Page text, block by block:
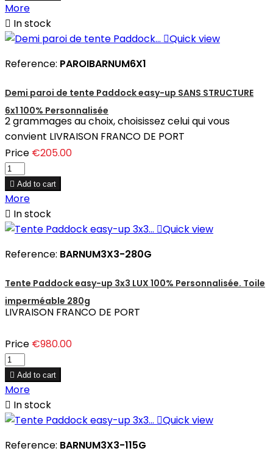
More
 In stock
Quick view
Reference: PAROIBARNUM6X1
Demi paroi de tente Paddock easy-up SANS STRUCTURE
6x1 100% Personnalisée
2 grammages au choix, choisissez celui qui vous
convient LIVRAISON FRANCO DE PORT
Price €205.00
 Add to cart
More
 In stock
Quick view
Reference: BARNUM3X3-280G
Tente Paddock easy-up 3x3 LUX 100% Personnalisée. Toile
imperméable 280g
LIVRAISON FRANCO DE PORT
Price €980.00
 Add to cart
More
 In stock
Quick view
Reference: BARNUM3X3-115G